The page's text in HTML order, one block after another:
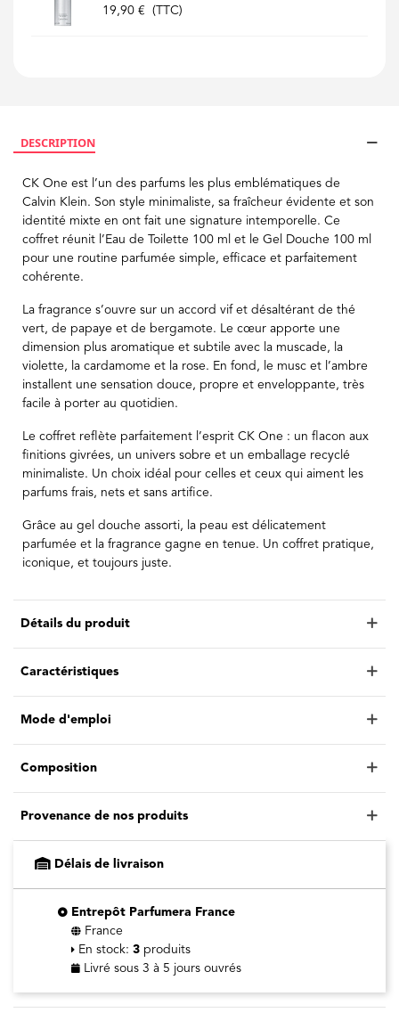
19,90 €
(TTC)
DESCRIPTION
CK One est l’un des parfums les plus emblématiques de
Calvin Klein. Son style minimaliste, sa fraîcheur évidente et son
identité mixte en ont fait une signature intemporelle. Ce
coffret réunit l’Eau de Toilette 100 ml et le Gel Douche 100 ml
pour une routine parfumée simple, efficace et parfaitement
cohérente.
La fragrance s’ouvre sur un accord vif et désaltérant de thé
vert, de papaye et de bergamote. Le cœur apporte une
dimension plus aromatique et subtile avec la muscade, la
violette, la cardamome et la rose. En fond, le musc et l’ambre
installent une sensation douce, propre et enveloppante, très
facile à porter au quotidien.
Le coffret reflète parfaitement l’esprit CK One : un flacon aux
finitions givrées, un univers sobre et un emballage recyclé
minimaliste. Un choix idéal pour celles et ceux qui aiment les
parfums frais, nets et sans artifice.
Grâce au gel douche assorti, la peau est délicatement
parfumée et la fragrance gagne en tenue. Un coffret pratique,
iconique, et toujours juste.
Détails du produit
Caractéristiques
Mode d'emploi
Composition
Provenance de nos produits
Délais de livraison
Entrepôt Parfumera France
France
En stock: 3 produits
Livré sous 3 à 5 jours ouvrés